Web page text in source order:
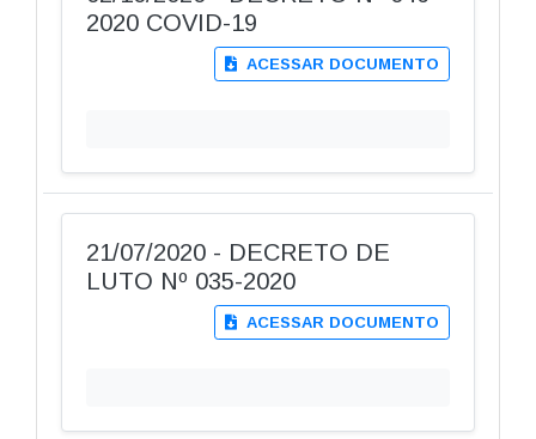
2020 COVID-19
ACESSAR DOCUMENTO
21/07/2020 - DECRETO DE
LUTO Nº 035-2020
ACESSAR DOCUMENTO